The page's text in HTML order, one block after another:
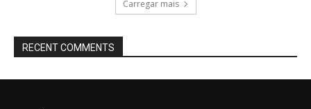
Carregar mais
RECENT COMMENTS